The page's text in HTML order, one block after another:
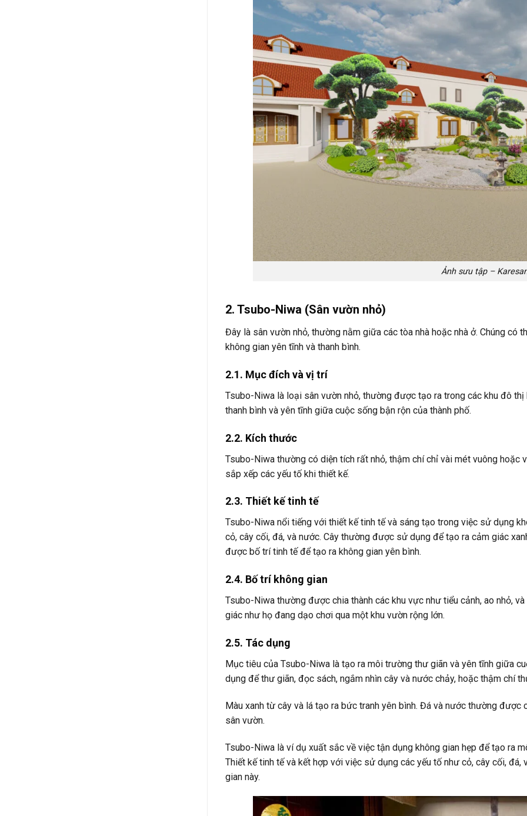
Ảnh sưu tập –
2. Tsubo-Niwa (Sân vườn nhỏ)
Đây là sân vườn nhỏ, thường nằm giữa các tòa nhà hoặc nhà ở. Chúng có
không gian yên tĩnh và thanh bình.
2.1. Mục đích và vị trí
Tsubo-Niwa là loại sân vườn nhỏ, thường được tạo ra trong các khu đô
thanh bình và yên tĩnh giữa cuộc sống bận rộn của thành phố.
2.2. Kích thước
Tsubo-Niwa thường có diện tích rất nhỏ, thậm chí chỉ vài mét vuông hoặc
sắp xếp các yếu tố khi thiết kế.
2.3. Thiết kế tinh tế
Tsubo-Niwa nổi tiếng với thiết kế tinh tế và sáng tạo trong việc sử dụng
cỏ, cây cối, đá, và nước. Cây thường được sử dụng để tạo ra cảm giác
được bố trí tinh tế để tạo ra không gian yên bình.
2.4. Bố trí không gian
Tsubo-Niwa thường được chia thành các khu vực như tiểu cảnh, ao nhỏ,
giác như họ đang dạo chơi qua một khu vườn rộng lớn.
2.5. Tác dụng
Mục tiêu của Tsubo-Niwa là tạo ra môi trường thư giãn và yên tĩnh giữa
dụng để thư giãn, đọc sách, ngắm nhìn cây và nước chảy, hoặc thậm chí
Màu xanh từ cây và lá tạo ra bức tranh yên bình. Đá và nước thường
sân vườn.
Tsubo-Niwa là ví dụ xuất sắc về việc tận dụng không gian hẹp để tạo ra
Thiết kế tinh tế và kết hợp với việc sử dụng các yếu tố như cỏ, cây cối,
gian này.